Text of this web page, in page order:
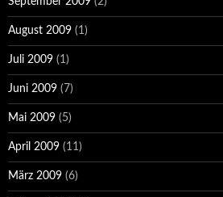
August 2009 (1)
Juli 2009 (1)
Juni 2009 (7)
Mai 2009 (5)
April 2009 (11)
März 2009 (6)